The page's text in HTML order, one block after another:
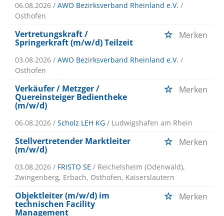
06.08.2026 / AWO Bezirksverband Rheinland e.V. /
Osthofen
Vertretungskraft /
Springerkraft (m/w/d) Teilzeit
Merken
03.08.2026 / AWO Bezirksverband Rheinland e.V. /
Osthofen
Verkäufer / Metzger /
Quereinsteiger Bedientheke
(m/w/d)
Merken
06.08.2026 / Scholz LEH KG / Ludwigshafen am Rhein
Stellvertretender Marktleiter
(m/w/d)
Merken
03.08.2026 / FRISTO SE / Reichelsheim (Odenwald),
Zwingenberg, Erbach, Osthofen, Kaiserslautern
Objektleiter (m/w/d) im
technischen Facility
Management
Merken